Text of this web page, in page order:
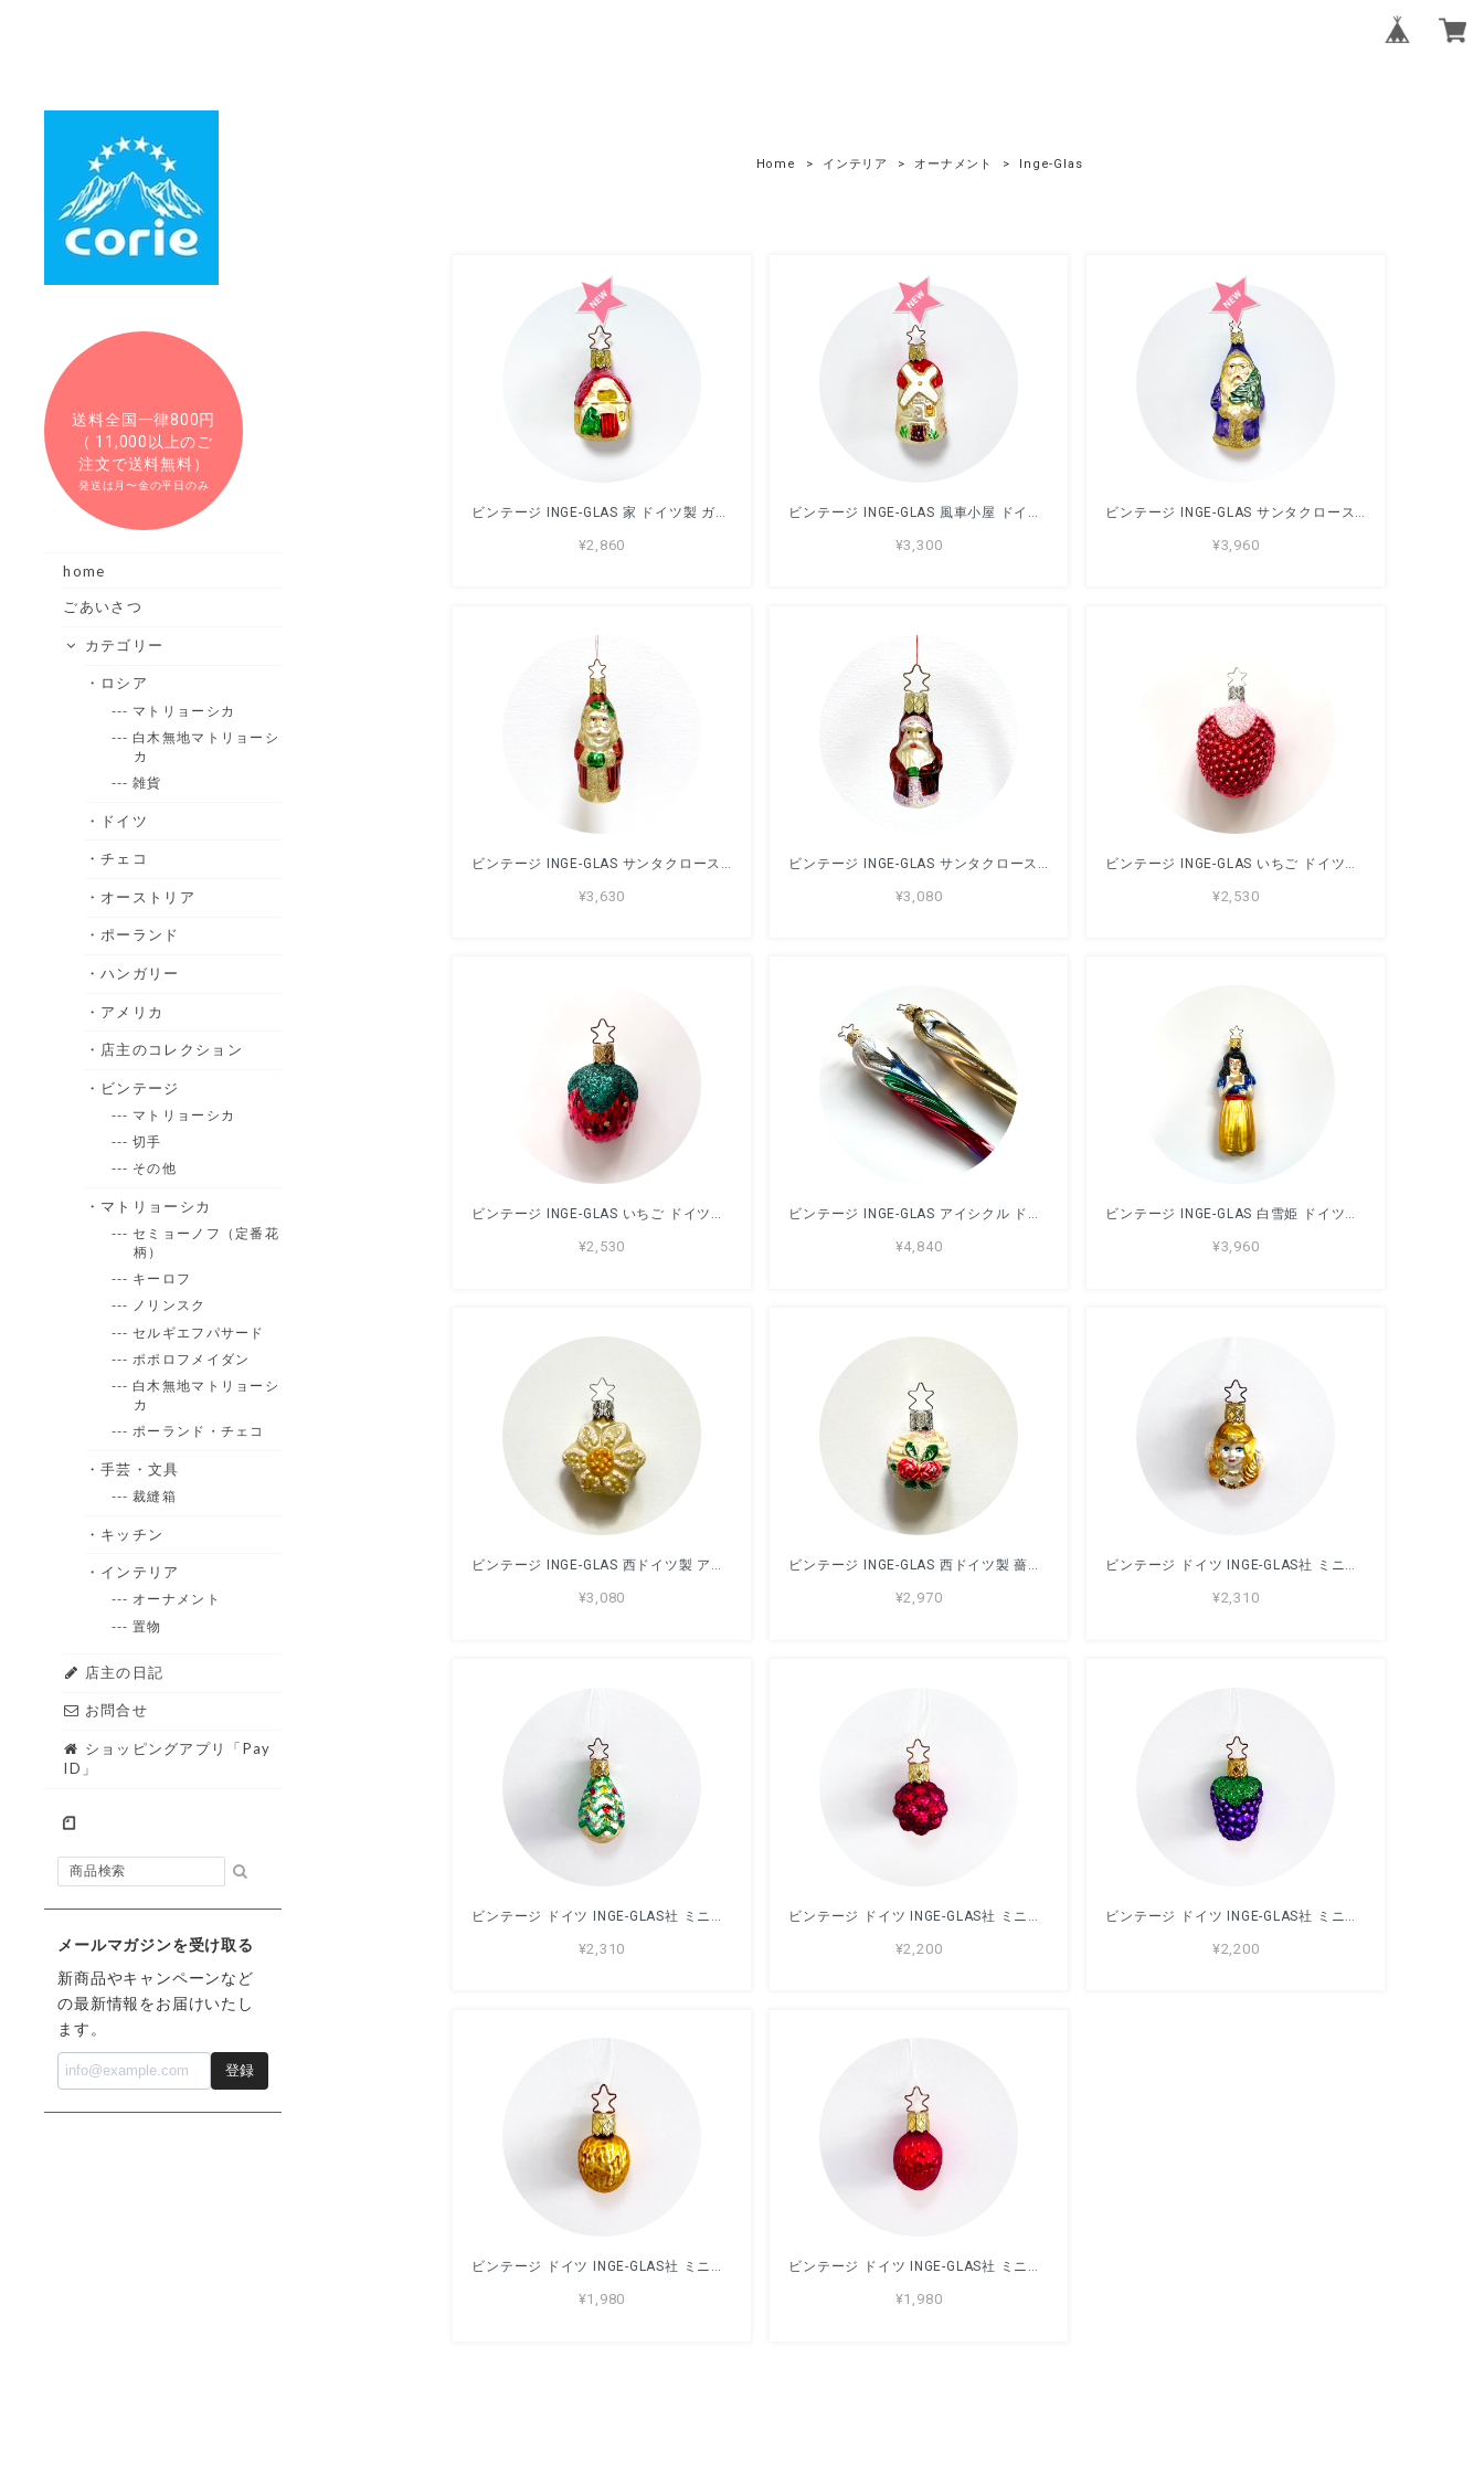
送料全国一律800円
（ 11,000以上のご
注文で送料無料）
発送は月〜金の平日のみ
home
ごあいさつ
カテゴリー
・ロシア
--- マトリョーシカ
--- 白木無地マトリョーシ
カ
--- 雑貨
・ドイツ
・チェコ
・オーストリア
・ポーランド
・ハンガリー
・アメリカ
・店主のコレクション
・ビンテージ
--- マトリョーシカ
--- 切手
--- その他
・マトリョーシカ
--- セミョーノフ（定番花
柄）
--- キーロフ
--- ノリンスク
--- セルギエフパサード
--- ポポロフメイダン
--- 白木無地マトリョーシ
カ
--- ポーランド・チェコ
・手芸・文具
--- 裁縫箱
・キッチン
・インテリア
--- オーナメント
--- 置物
店主の日記
お問合せ
ショッピングアプリ「Pay
ID」
メールマガジンを受け取る
新商品やキャンペーンなど
の最新情報をお届けいたし
ます。
登録
Home インテリア オーナメント Inge-Glas
ビンテージ INGE-GLAS 家 ドイツ製 ガラスオーナメント 7cm
¥2,860
ビンテージ INGE-GLAS 風車小屋 ドイツ製 ガラスオーナメント 9cm
¥3,300
ビンテージ INGE-GLAS サンタクロース ドイツ製 ガラスオーナメント 大 12cm
¥3,960
¥3,630 ¥3,080 ¥2,530
ビンテージ INGE-GLAS いちご ドイツ製 ガラスオーナメント 7cm
¥2,530
ビンテージ INGE-GLAS アイシクル ドイツ製 ガラスオーナメント 2個セット
¥4,840
ビンテージ INGE-GLAS 白雪姫 ドイツ製 ガラスオーナメント
¥3,960
ビンテージ INGE-GLAS 西ドイツ製 アネモネ ガラスオーナメント ミニ
¥3,080
ビンテージ INGE-GLAS 西ドイツ製 薔薇 ガラスオーナメント ミニ
¥2,970
ビンテージ ドイツ INGE-GLAS社 ミニガラスオーナメント 天使
¥2,310
¥2,310 ¥2,200 ¥2,200
ビンテージ ドイツ INGE-GLAS社 ミニガラスオーナメント クルミ
¥1,980
ビンテージ ドイツ INGE-GLAS社 ミニガラスオーナメント ベリー
¥1,980